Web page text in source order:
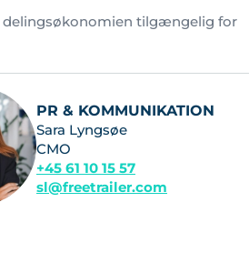
delingsøkonomien tilgængelig for
PR & KOMMUNIKATION
Sara Lyngsøe
CMO
+45 61 10 15 57
sl@freetrailer.com